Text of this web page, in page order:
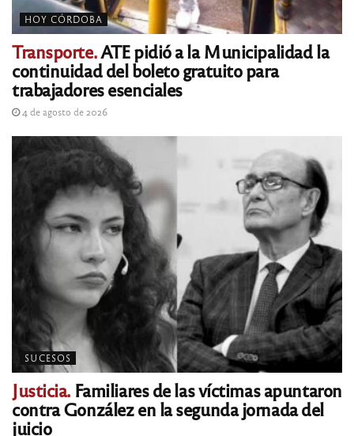
HOY CÓRDOBA
Transporte.ATE pidió a la Municipalidad la
continuidad del boleto gratuito para
trabajadores esenciales
4 de agosto de 2026
SUCESOS
Justicia. Familiares de las víctimas apuntaron
contra González en la segunda jornada del
juicio